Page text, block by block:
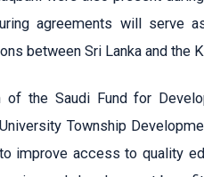
agreements will serve
between Sri Lanka and the
of the Saudi Fund for
Township
improve access to quality